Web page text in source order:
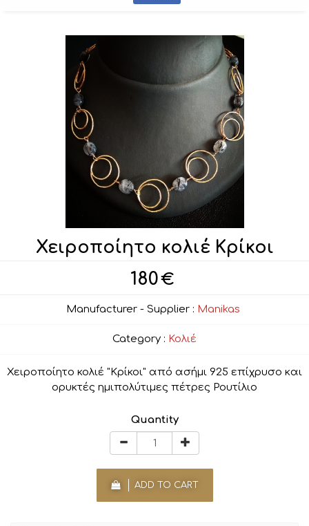
Χειροποίητο κολιέ Κρίκοι
180€
Manufacturer - Supplier : Manikas
Category : Κολιέ
Χειροποίητο κολιέ "Κρίκοι" από ασήμι 925 επίχρυσο και
ορυκτές ημιπολύτιμες πέτρες Ρουτίλιο
Quantity
ADD TO CART